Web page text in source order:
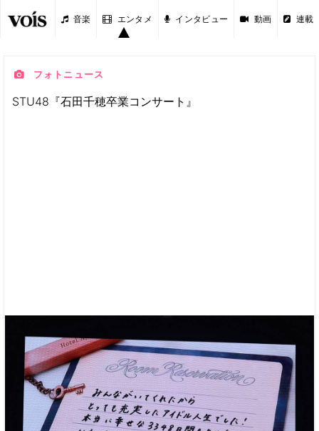
音楽 エンタメ インタビュー 動画 連載
フォトニュース
STU48『石田千穂卒業コンサート』